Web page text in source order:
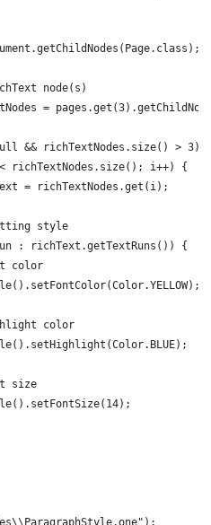
node(s)
=
&& richTextNodes.size() > 3)
richTextNodes.size(); i++) {
= richTextNodes.get(i);
style
: richText.getTextRuns()) {
color
color
size